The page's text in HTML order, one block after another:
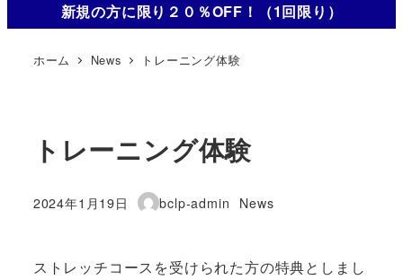
新規の方に限り２０％OFF！（1回限り）
ホーム News トレーニング体験
トレーニング体験
投稿日
2024年1月19日
著
bclp-admin カテゴリー
News
ストレッチコースを受けられた方の特典としまし